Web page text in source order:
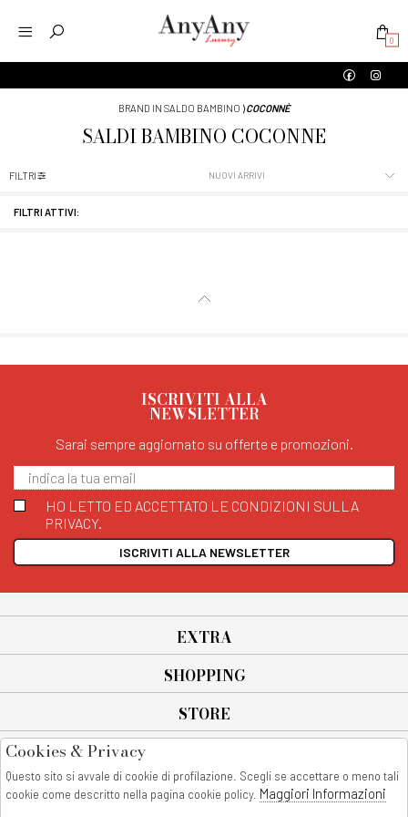
0
BRAND IN SALDO BAMBINO ⟩COCONNÈ
SALDIBAMBINO COCONNÈ
FILTRI ATTIVI:
FILTRI
ISCRIVITI ALLA
NEWSLETTER
Sarai sempre aggiornato su offerte e promozioni.
HO LETTO ED ACCETTATO LE CONDIZIONI SULLA
PRIVACY.
ISCRIVITI ALLA NEWSLETTER
EXTRA
SHOPPING
STORE
All rights reserved - © Copyright 2026
AnyAnyluxury srl - Sede Legale: Corso Vittorio Emanuele 90/A - 80053
Cookies & Privacy
Questo sito si avvale di cookie di profilazione. Scegli se accettare o meno tali
cookie come descritto nella pagina cookie policy. Maggiori Informazioni